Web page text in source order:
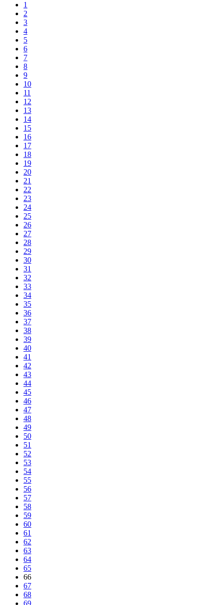
1
2
3
4
5
6
7
8
9
10
11
12
13
14
15
16
17
18
19
20
21
22
23
24
25
26
27
28
29
30
31
32
33
34
35
36
37
38
39
40
41
42
43
44
45
46
47
48
49
50
51
52
53
54
55
56
57
58
59
60
61
62
63
64
65
66
67
68